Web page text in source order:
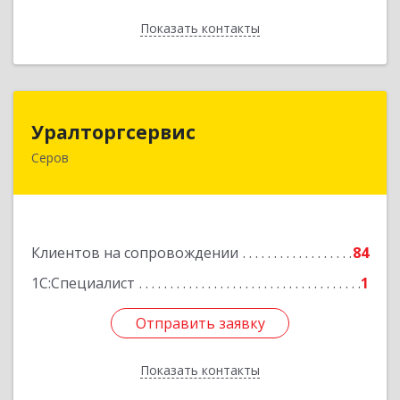
Показать контакты
Назад
Уралторгсервис
Серов
Клиентов на сопровождении
84
1С:Специалист
1
Отправить заявку
Показать контакты
624980, Свердловская обл, Серов г, Кирова ул,
Отправить заявку
Назад